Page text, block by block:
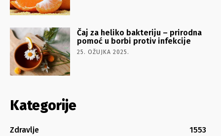
Čaj za heliko bakteriju – prirodna
pomoć u borbi protiv infekcije
25. OŽUJKA 2025.
Kategorije
Zdravlje
1553